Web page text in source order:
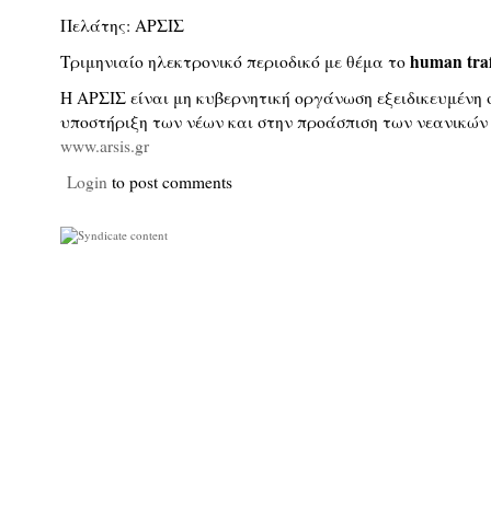
Πελάτης: ΑΡΣΙΣ
Τριμηνιαίο ηλεκτρονικό περιοδικό με θέμα το human
Η ΑΡΣΙΣ είναι μη κυβερνητική οργάνωση εξειδικευμένη
υποστήριξη των νέων και στην προάσπιση των
www.arsis.gr
Loginto post comments